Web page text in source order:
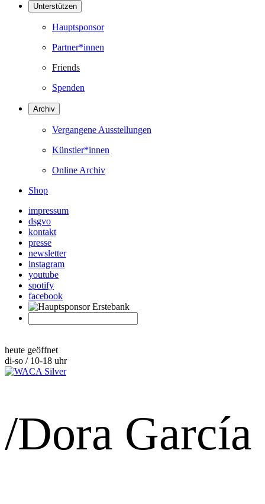
Unterstützen
Hauptsponsor
Partner*innen
Friends
Spenden
Archiv
Vergangene Ausstellungen
Künstler*innen
Online Archiv
Shop
impressum
dsgvo
kontakt
presse
newsletter
instagram
youtube
spotify
facebook
heute geöffnet
di-so / 10-18 uhr
/Dora García